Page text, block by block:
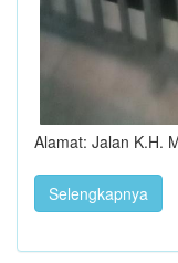
Alamat: Jalan K.H.
Selengkapnya